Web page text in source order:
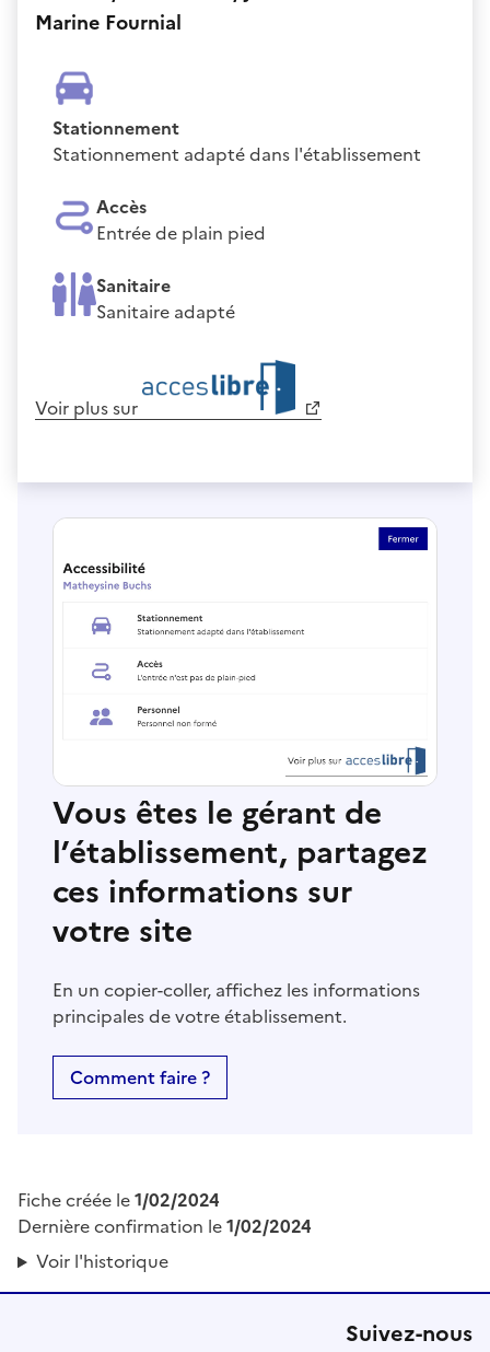
Marine Fournial
Stationnement
Stationnement adapté dans l'établissement
Accès
Entrée de plain pied
Sanitaire
Sanitaire adapté
Voir plus sur
Vous êtes le gérant de
l’établissement, partagez
ces informations sur
votre site
En un copier-coller, affichez les informations
principales de votre établissement.
Comment faire ?
Fiche créée le1/02/2024
Dernière confirmation le1/02/2024
Voir l'historique
Suivez-nous